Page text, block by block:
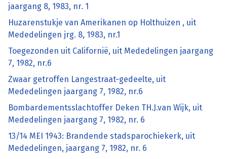
jaargang 8, 1983, nr. 1
Huzarenstukje van Amerikanen op Holthuizen , uit
Mededelingen jrg. 8, 1983, nr.1
Toegezonden uit Californië, uit Mededelingen jaargang
7, 1982, nr.6
Zwaar getroffen Langestraat-gedeelte, uit
Mededelingen jaargang 7, 1982, nr.6
Bombardementsslachtoffer Deken TH.J.van Wijk, uit
Mededelingen jaargang 7, 1982, nr. 6
13/14 MEI 1943: Brandende stadsparochiekerk, uit
Mededelingen, jaargang 7, 1982, nr. 6